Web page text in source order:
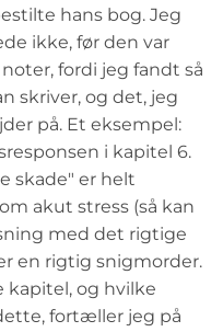
hans bog. Jeg
ikke, før den var
fordi jeg fandt så
skriver, og det, jeg
på. Et eksempel:
i kapitel 6.
skade" er helt
akut stress (så kan
med det rigtige
en rigtig snigmorder.
kapitel, og hvilke
fortæller jeg på